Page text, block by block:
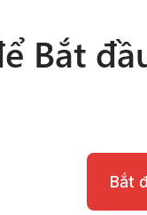
Bắt
Bắt